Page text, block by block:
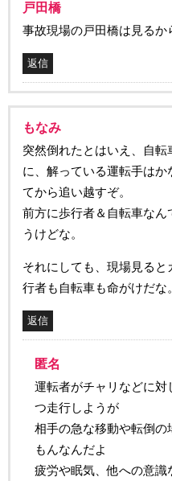
戸田橋
事故現場の戸田橋は見るか
返信
もなみ
突然倒れたとはいえ、自
に、解っている運転手は
てから追い越すぞ。
前方に歩行者＆自転車な
うけどな。
それにしても、現場見る
行者も自転車も命がけだな。
返信
匿名
運転者がチャリなどに
つ走行しようが
相手の急な移動や転倒
もんなんだよ
疲労や眠気、他への意